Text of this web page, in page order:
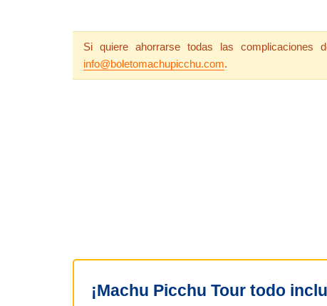
Si quiere ahorrarse todas las complicaciones
info@boletomachupicchu.com.
¡Machu Picchu Tour todo